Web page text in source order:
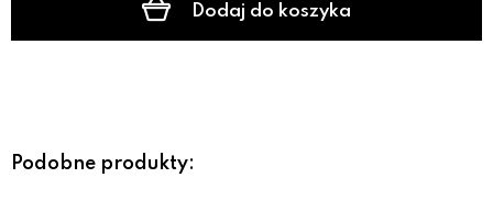
Dodaj do koszyka
Podobne produkty: